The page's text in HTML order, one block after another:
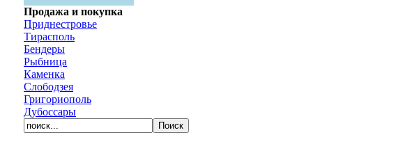
Продажа и покупка
Приднестровье
Тирасполь
Бендеры
Рыбница
Каменка
Слободзея
Григориополь
Дубоссары